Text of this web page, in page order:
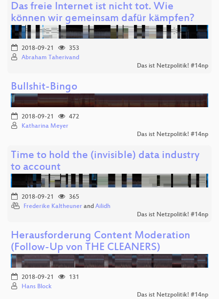
Das freie Internet ist nicht tot. Wie
können wir gemeinsam dafür kämpfen?
2018-09-21
353
Abraham Taherivand
Das ist Netzpolitik! #14np
Bullshit-Bingo
2018-09-21
472
Katharina Meyer
Das ist Netzpolitik! #14np
Time to hold the (invisible) data industry
to account
2018-09-21
365
Frederike Kaltheuner and Ailidh
Das ist Netzpolitik! #14np
Herausforderung Content Moderation
(Follow-Up von THE CLEANERS)
2018-09-21
131
Hans Block
Das ist Netzpolitik! #14np